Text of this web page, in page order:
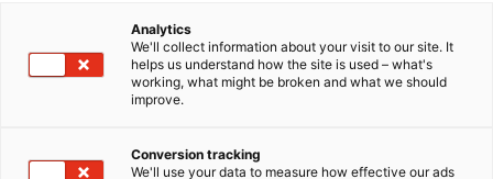
Formula Student Oulu ry
Formula Student Oulu on Oulun yliopiston ja Oulun
Analytics
We'll collect information about your visit to our site. It
helps us understand how the site is used – what's
working, what might be broken and what we should
improve.
Conversion tracking
We'll use your data to measure how effective our ads